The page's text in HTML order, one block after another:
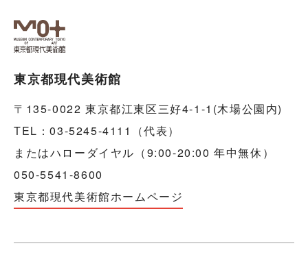
東京都現代美術館
〒135-0022 東京都江東区三好4-1-1(木場公園内)
TEL：03-5245-4111（代表）
またはハローダイヤル（9:00-20:00 年中無休）
050-5541-8600
東京都現代美術館ホームページ